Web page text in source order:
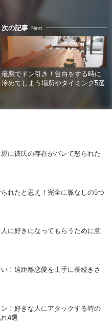
次の記事 Next
最悪でドン引き！告白をする時に
冷めてしまう場所やタイミング5選
に彼氏の存在がバレて怒られた
れたと思え！完全に脈なしの5つ
に好きになってもらうために意
！遠距離恋愛を上手に長続きさ
！好きな人にアタックする時の
4選